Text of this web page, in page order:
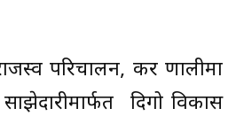
परिचालन, कर प्रणालीमा
दिगो विकास